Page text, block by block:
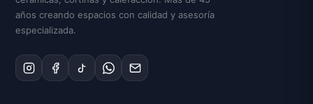
años creando espacios con calidad y asesoría
especializada.